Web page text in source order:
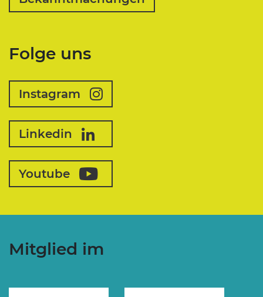
Folge uns
Instagram
Linkedin
Youtube
Mitglied im